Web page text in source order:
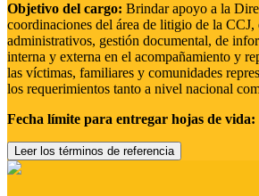
Objetivo del cargo: Brindar apoyo a la
coordinaciones del área de litigio de la CCJ,
administrativos, gestión documental, de
interna y externa en el acompañamiento y
las víctimas, familiares y comunidades
los requerimientos tanto a nivel nacional
Fecha límite para entregar hojas de vida:
Leer los términos de referencia